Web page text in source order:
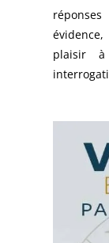
plaisir